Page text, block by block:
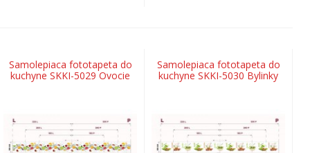
Samolepiaca fototapeta do
kuchyne SKKI-5029 Ovocie
Samolepiaca fototapeta do
kuchyne SKKI-5030 Bylinky